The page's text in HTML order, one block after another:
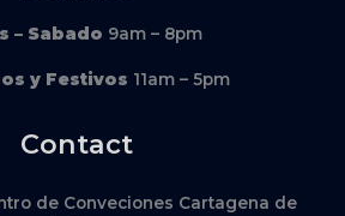
– Sabado 9am – 8pm
y Festivos 11am – 5pm
Contact
de Conveciones Cartagena de